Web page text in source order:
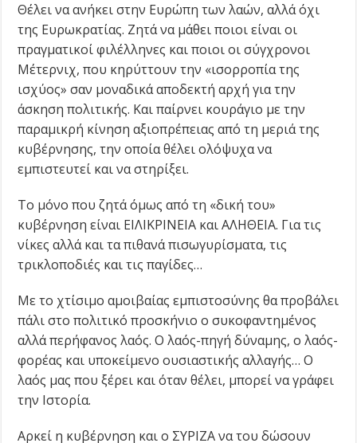
Θέλει να ανήκει στην Ευρώπη των λαών, αλλά όχι
της Ευρωκρατίας. Ζητά να μάθει ποιοι είναι οι
πραγματικοί φιλέλληνες και ποιοι οι σύγχρονοι
Μέτερνιχ, που κηρύττουν την «ισορροπία της
ισχύος» σαν μοναδικά αποδεκτή αρχή για την
άσκηση πολιτικής. Και παίρνει κουράγιο με την
παραμικρή κίνηση αξιοπρέπειας από τη μεριά της
κυβέρνησης, την οποία θέλει ολόψυχα να
εμπιστευτεί και να στηρίξει.
Το μόνο που ζητά όμως από τη «δική του»
κυβέρνηση είναι ΕΙΛΙΚΡΙΝΕΙΑ και ΑΛΗΘΕΙΑ. Για τις
νίκες αλλά και τα πιθανά πισωγυρίσματα, τις
τρικλοποδιές και τις παγίδες…
Με το χτίσιμο αμοιβαίας εμπιστοσύνης θα προβάλει
πάλι στο πολιτικό προσκήνιο ο συκοφαντημένος
αλλά περήφανος λαός. Ο λαός-πηγή δύναμης, ο λαός-
φορέας και υποκείμενο ουσιαστικής αλλαγής… Ο
λαός μας που ξέρει και όταν θέλει, μπορεί να γράφει
την Ιστορία.
Αρκεί η κυβέρνηση και ο ΣΥΡΙΖΑ να του δώσουν